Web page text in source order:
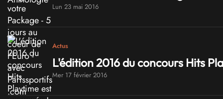
Lun 23 mai 2016
Actus
L'édition 2016 du concours Hits
Mer 17 février 2016